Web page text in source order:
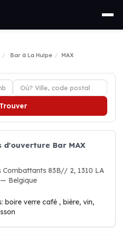
Bar à La Hulpe MAX
Trouver
d'ouverture Bar MAX
Combattants 83B// 2, 1310 LA
Belgique
boire verre café , bière, vin,